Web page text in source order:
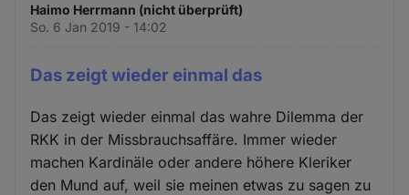
Haimo Herrmann (nicht überprüft)
So. 6 Jan 2019 - 14:02
Das zeigt wieder einmal das
Das zeigt wieder einmal das wahre Dilemma der
RKK in der Missbrauchsaffäre. Immer wieder
machen Kardinäle oder andere höhere Kleriker
den Mund auf, weil sie meinen etwas zu sagen zu